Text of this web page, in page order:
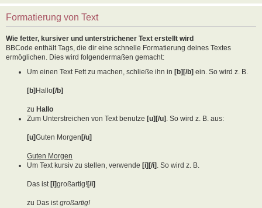
Formatierung von Text
Wie fetter, kursiver und unterstrichener Text erstellt wird
BBCode enthält Tags, die dir eine schnelle Formatierung deines Textes
ermöglichen. Dies wird folgendermaßen gemacht:
Um einen Text Fett zu machen, schließe ihn in [b][/b] ein. So wird z. B.
[b] Hallo[/b]
zu Hallo
Zum Unterstreichen von Text benutze [u][/u] . So wird z. B. aus:
[u]Guten Morgen [/u]
Guten Morgen
Um Text kursiv zu stellen, verwende [i][/i] . So wird z. B.
Das ist [i]großartig![/i]
zu Das istgroßartig!